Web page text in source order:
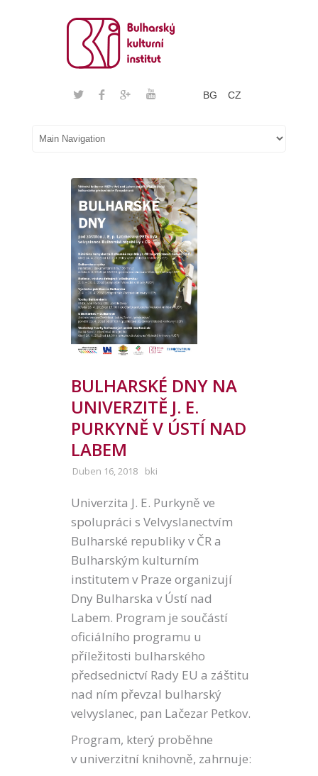
BG CZ
BULHARSKÉ DNY NA
UNIVERZITĚ J. E.
PURKYNĚ V ÚSTÍ NAD
LABEM
Duben 16, 2018 bki
Univerzita J. E. Purkyně ve
spolupráci s Velvyslanectvím
Bulharské republiky v ČR a
Bulharským kulturním
institutem v Praze organizují
Dny Bulharska v Ústí nad
Labem. Program je součástí
oficiálního programu u
příležitosti bulharského
předsednictví Rady EU a záštitu
nad ním převzal bulharský
velvyslanec, pan Lačezar Petkov.
Program, který proběhne
v univerzitní knihovně, zahrnuje: